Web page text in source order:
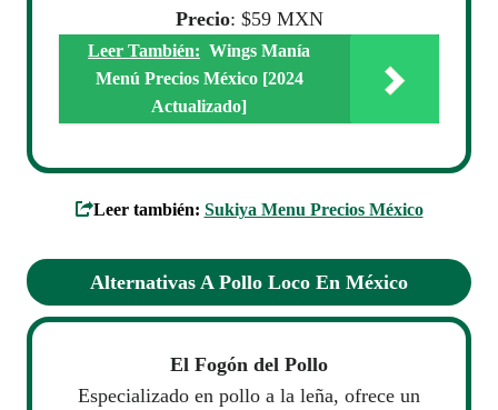
Precio: $59 MXN
Leer También: Wings Manía
Menú Precios México [2024
Actualizado]
Leer también: Sukiya Menu Precios México
Alternativas A Pollo Loco En México
El Fogón del Pollo
Especializado en pollo a la leña, ofrece un